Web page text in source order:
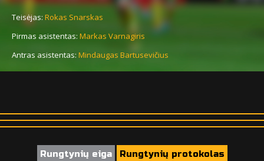
Teisėjas: Rokas Snarskas
Pirmas asistentas: Markas Varnagiris
Antras asistentas: Mindaugas Bartusevičius
Rungtynių eiga Rungtynių protokolas